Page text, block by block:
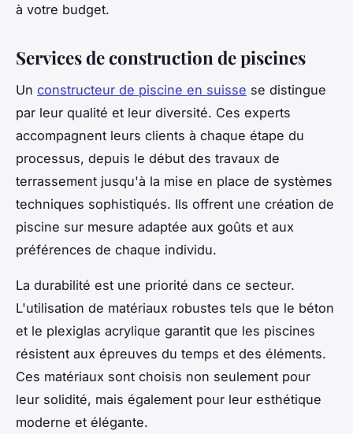
à votre budget.
Services de construction de piscines
Un constructeur de piscine en suisse se distingue
par leur qualité et leur diversité. Ces experts
accompagnent leurs clients à chaque étape du
processus, depuis le début des travaux de
terrassement jusqu'à la mise en place de systèmes
techniques sophistiqués. Ils offrent une création de
piscine sur mesure adaptée aux goûts et aux
préférences de chaque individu.
La durabilité est une priorité dans ce secteur.
L'utilisation de matériaux robustes tels que le béton
et le plexiglas acrylique garantit que les piscines
résistent aux épreuves du temps et des éléments.
Ces matériaux sont choisis non seulement pour
leur solidité, mais également pour leur esthétique
moderne et élégante.